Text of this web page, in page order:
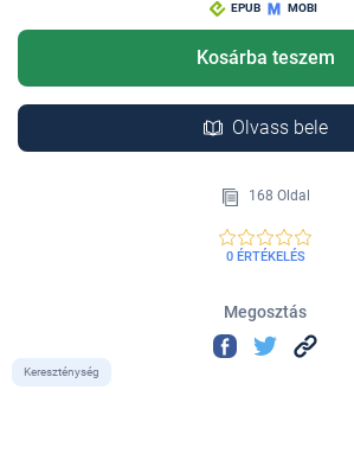
EPUB MOBI
Kosárba teszem
Olvass bele
168 Oldal
0 ÉRTÉKELÉS
Megosztás
Kereszténység